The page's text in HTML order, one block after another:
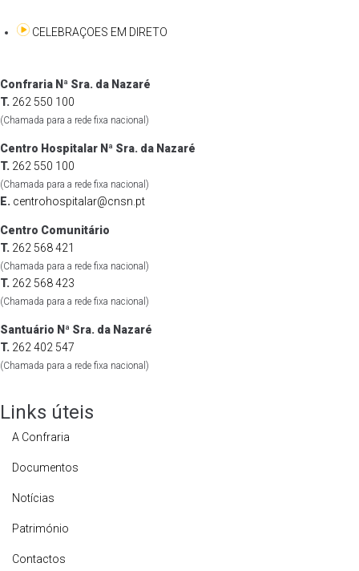
CELEBRAÇOES EM DIRETO
Confraria Nª Sra. da Nazaré
T. 262 550 100
(Chamada para a rede fixa nacional)
Centro Hospitalar Nª Sra. da Nazaré
T. 262 550 100
(Chamada para a rede fixa nacional)
E. centrohospitalar@cnsn.pt
Centro Comunitário
T. 262 568 421
(Chamada para a rede fixa nacional)
T. 262 568 423
(Chamada para a rede fixa nacional)
Santuário Nª Sra. da Nazaré
T. 262 402 547
(Chamada para a rede fixa nacional)
Links úteis
A Confraria
Documentos
Notícias
Património
Contactos